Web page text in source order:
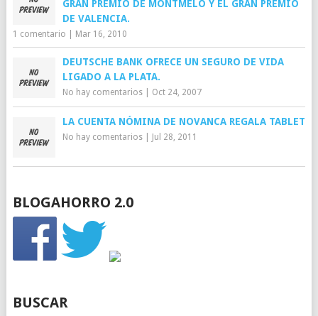
GRAN PREMIO DE MONTMELÓ Y EL GRAN PREMIO
DE VALENCIA.
1 comentario Mar 16, 2010
DEUTSCHE BANK OFRECE UN SEGURO DE VIDA
LIGADO A LA PLATA.
No hay comentarios| Oct 24, 2007
LA CUENTA NÓMINA DE NOVANCA REGALA TABLET
No hay comentarios| Jul 28, 2011
BLOGAHORRO 2.0
BUSCAR